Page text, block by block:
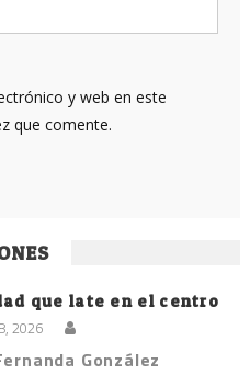
y web en este
que comente.
que late en el centro
2026
González